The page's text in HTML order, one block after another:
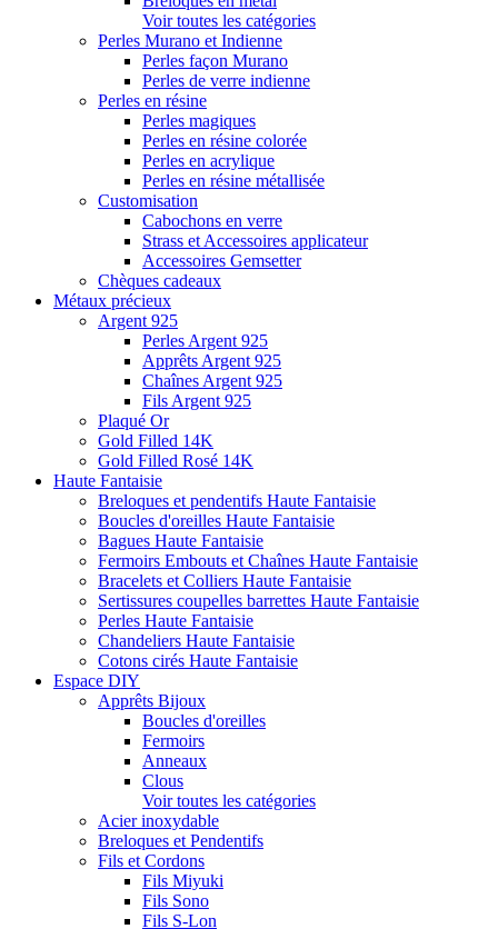
Voir toutes les catégories
Perles Murano et Indienne
Perles façon Murano
Perles de verre indienne
Perles en résine
Perles magiques
Perles en résine colorée
Perles en acrylique
Perles en résine métallisée
Customisation
Cabochons en verre
Strass et Accessoires applicateur
Accessoires Gemsetter
Chèques cadeaux
Métaux précieux
Argent 925
Perles Argent 925
Apprêts Argent 925
Chaînes Argent 925
Fils Argent 925
Plaqué Or
Gold Filled 14K
Gold Filled Rosé 14K
Haute Fantaisie
Breloques et pendentifs Haute Fantaisie
Boucles d'oreilles Haute Fantaisie
Bagues Haute Fantaisie
Fermoirs Embouts et Chaînes Haute Fantaisie
Bracelets et Colliers Haute Fantaisie
Sertissures coupelles barrettes Haute Fantaisie
Perles Haute Fantaisie
Chandeliers Haute Fantaisie
Cotons cirés Haute Fantaisie
Espace DIY
Apprêts Bijoux
Boucles d'oreilles
Fermoirs
Anneaux
Clous
Voir toutes les catégories
Acier inoxydable
Breloques et Pendentifs
Fils et Cordons
Fils Miyuki
Fils Sono
Fils S-Lon